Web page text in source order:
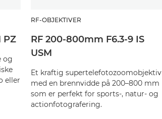
PZ
og
eller
RF-OBJEKTIVER
RF 200-800mm F6.3-9 IS
USM
Et kraftig supertelefotozoomobjektiv
med en brennvidde på 200–800 mm
som er perfekt for sports-, natur- og
actionfotografering.